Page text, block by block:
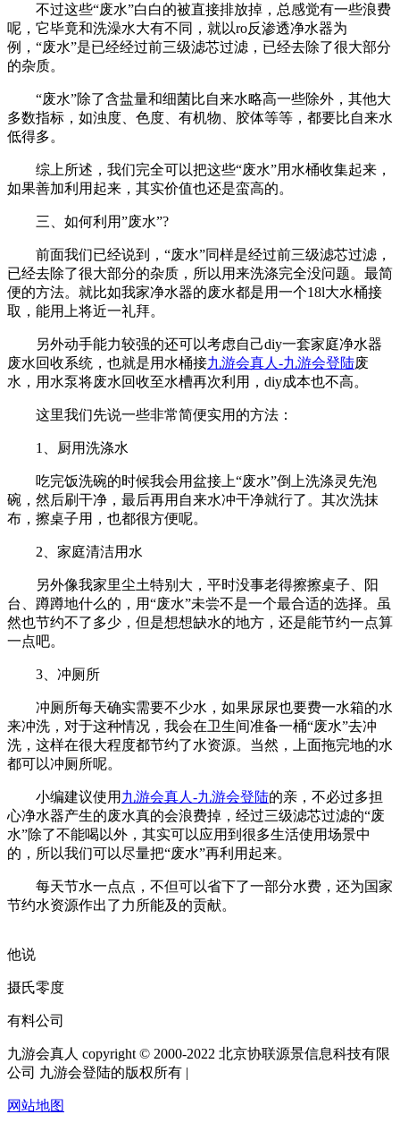
不过这些“废水”白白的被直接排放掉，总感觉有一些浪费
呢，它毕竟和洗澡水大有不同，就以ro反渗透净水器为
例，“废水”是已经经过前三级滤芯过滤，已经去除了很大部分
的杂质。
“废水”除了含盐量和细菌比自来水略高一些除外，其他大
多数指标，如浊度、色度、有机物、胶体等等，都要比自来水
低得多。
综上所述，我们完全可以把这些“废水”用水桶收集起来，
如果善加利用起来，其实价值也还是蛮高的。
三、如何利用”废水”?
前面我们已经说到，“废水”同样是经过前三级滤芯过滤，
已经去除了很大部分的杂质，所以用来洗涤完全没问题。最简
便的方法。就比如我家净水器的废水都是用一个18l大水桶接
取，能用上将近一礼拜。
另外动手能力较强的还可以考虑自己diy一套家庭净水器
废水回收系统，也就是用水桶接九游会真人-九游会登陆废
水，用水泵将废水回收至水槽再次利用，diy成本也不高。
这里我们先说一些非常简便实用的方法：
1、厨用洗涤水
吃完饭洗碗的时候我会用盆接上“废水”倒上洗涤灵先泡
碗，然后刷干净，最后再用自来水冲干净就行了。其次洗抹
布，擦桌子用，也都很方便呢。
2、家庭清洁用水
另外像我家里尘土特别大，平时没事老得擦擦桌子、阳
台、蹲蹲地什么的，用“废水”未尝不是一个最合适的选择。虽
然也节约不了多少，但是想想缺水的地方，还是能节约一点算
一点吧。
3、冲厕所
冲厕所每天确实需要不少水，如果尿尿也要费一水箱的水
来冲洗，对于这种情况，我会在卫生间准备一桶“废水”去冲
洗，这样在很大程度都节约了水资源。当然，上面拖完地的水
都可以冲厕所呢。
小编建议使用 九游会真人-九游会登陆的亲，不必过多担
心净水器产生的废水真的会浪费掉，经过三级滤芯过滤的“废
水”除了不能喝以外，其实可以应用到很多生活使用场景中
的，所以我们可以尽量把“废水”再利用起来。
每天节水一点点，不但可以省下了一部分水费，还为国家
节约水资源作出了力所能及的贡献。
他说
摄氏零度
有料公司
九游会真人 copyright © 2000-2022 北京协联源景信息科技有限
公司 九游会登陆的版权所有 |
网站地图